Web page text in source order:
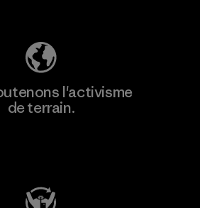
l'activisme
de terrain.